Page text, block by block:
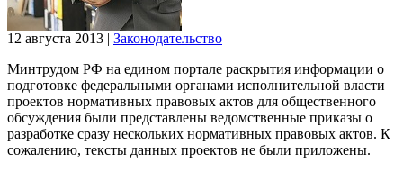
12 августа 2013 | Законодательство
Минтрудом РФ на едином портале раскрытия информации о
подготовке федеральными органами исполнительной власти
проектов нормативных правовых актов для общественного
обсуждения были представлены ведомственные приказы о
разработке сразу нескольких нормативных правовых актов. К
сожалению, тексты данных проектов не были приложены.